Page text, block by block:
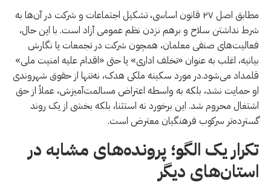
مطابق اصل ۲۷ قانون اساسی، تشکیل اجتماعات و شرکت در آن‌ها به
شرط نداشتن سلاح و برهم نزدن نظم عمومی آزاد است. با این حال،
فعالیت‌های صنفی معلمان، همچون شرکت در تجمعات یا نگارش
بیانیه، اغلب به عنوان «تخلف اداری» یا حتی «اقدام علیه امنیت ملی»
قلمداد می‌شود.در مورد سکینه ملکی هدک، نه‌تنها از حقوق شهروندی
او حمایت نشد، بلکه به واسطه اعتراض مسالمت‌آمیزش، عملاً از حق
اشتغال محروم شد. این برخورد نه استثنا، بلکه بخشی از یک روند
گسترده‌تر سرکوب فرهنگیان معترض است.
تکرار یک الگو؛ پرونده‌های مشابه در
استان‌های دیگر